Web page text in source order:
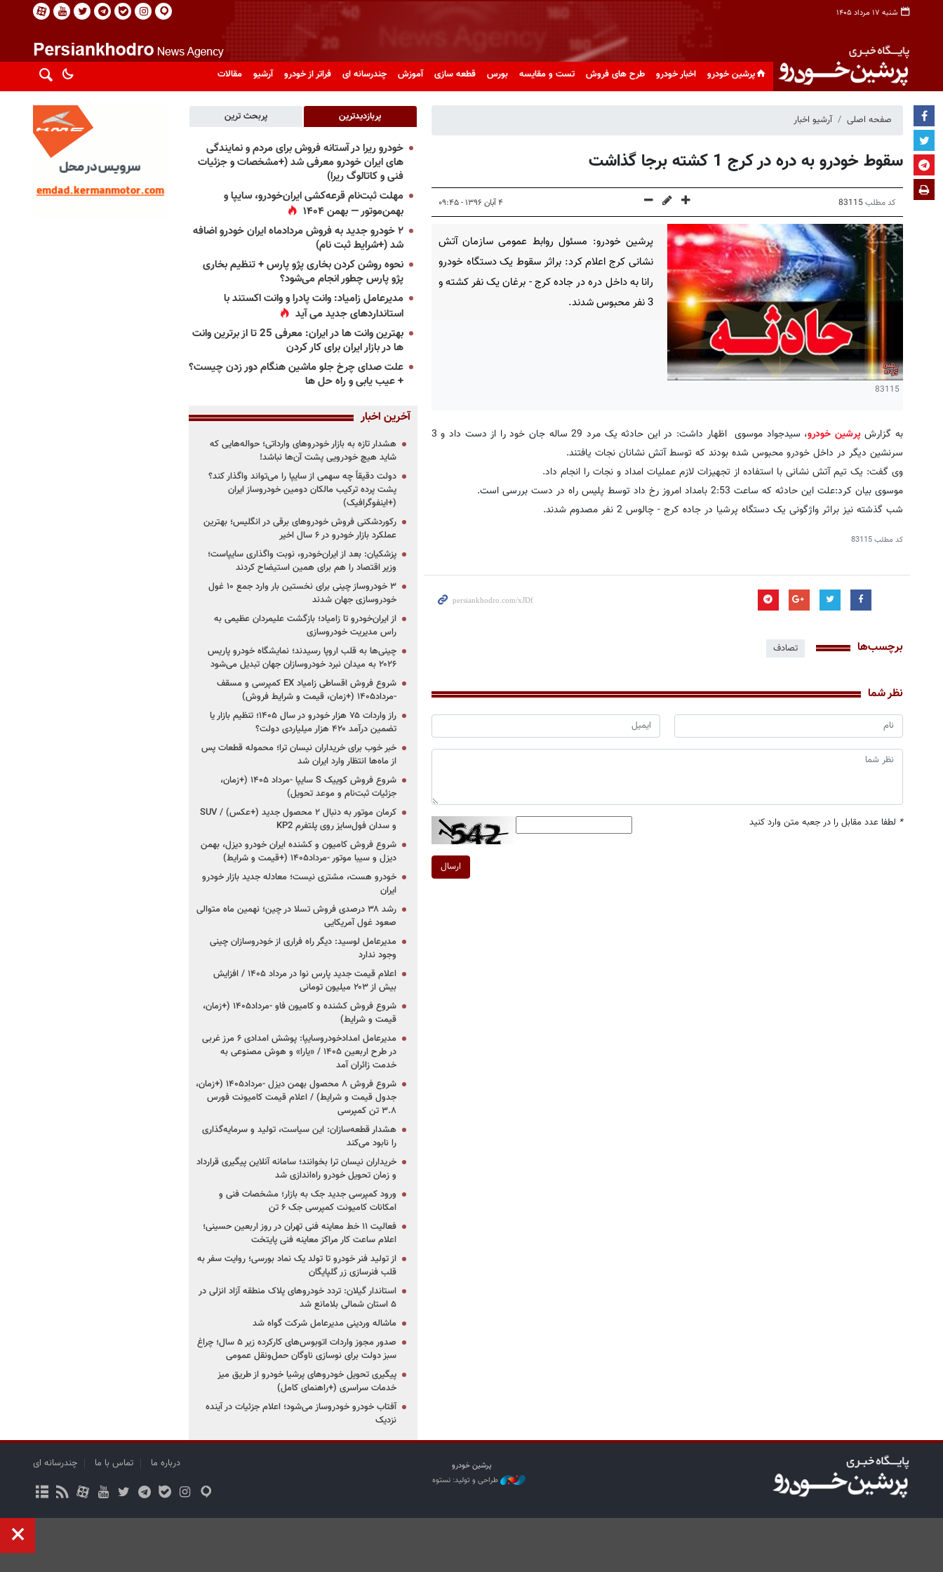
شنبه ۱۷ مرداد ۱۴۰۵
پرشین خودرو اخبار خودرو طرح های فروش تست و مقایسه بورس قطعه سازی آموزش چندرسانه ای فراتر از خودرو آرشیو مقالات
صفحه اصلی آرشیو اخبار
سقوط خودرو به دره در کرج 1 کشته برجا گذاشت
کد مطلب83115 ۴ آبان ۱۳۹۶ - ۰۹:۴۵
83115
پرشین خودرو: مسئول روابط عمومی سازمان آتش
نشانی کرج اعلام کرد: براثر سقوط یک دستگاه خودرو
رانا به داخل دره در جاده کرج - برغان یک نفر کشته و
3 نفر محبوس شدند.
به گزارشپرشین خودرو
، سیدجواد موسوی اظهار داشت: در این حادثه یک مرد 29 ساله جان خود را از دست داد و 3
سرنشین دیگر در داخل خودرو محبوس شده بودند که توسط آتش نشانان نجات یافتند.
وی گفت: یک تیم آتش نشانی با استفاده از تجهیزات لازم عملیات امداد و نجات را انجام داد.
موسوی بیان کرد:علت این حادثه که ساعت 2:53 بامداد امروز رخ داد توسط پلیس راه در دست بررسی است.
شب گذشته نیز براثر واژگونی یک دستگاه پرشیا در جاده کرج - چالوس 2 نفر مصدوم شدند.
کد مطلب83115
برچسب‌ها تصادف
نظر شما
* لطفا عدد مقابل را در جعبه متن وارد کنید
ارسال
پربازدیدترین پربحث ترین
خودرو ریرا در آستانه فروش برای مردم و نمایندگی
های ایران خودرو معرفی شد (+مشخصات و جزئیات
فنی و کاتالوگ ریرا)
مهلت ثبت‌نام قرعه‌کشی ایران‌خودرو، سایپا و
بهمن‌موتور — بهمن ۱۴۰۴
۲ خودرو جدید به فروش مردادماه ایران خودرو اضافه
شد (+شرایط ثبت نام)
نحوه روشن کردن بخاری پژو پارس + تنظیم بخاری
پژو پارس چطور انجام می‌شود؟
مدیرعامل زامیاد: وانت پادرا و وانت اکستند با
استانداردهای جدید می آید
بهترین وانت ها در ایران: معرفی 25 تا از برترین وانت
ها در بازار ایران برای کار کردن
علت صدای چرخ جلو ماشین هنگام دور زدن چیست؟
+ عیب یابی و راه حل ها
آخرین اخبار
هشدار تازه به بازار خودروهای وارداتی؛ حواله‌هایی که
شاید هیچ خودرویی پشت آن‌ها نباشد!
دولت دقیقاً چه سهمی از سایپا را می‌تواند واگذار کند؟
پشت پرده ترکیب مالکان دومین خودروساز ایران
(+اینفوگرافیک)
رکوردشکنی فروش خودروهای برقی در انگلیس؛ بهترین
عملکرد بازار خودرو در ۶ سال اخیر
پزشکیان: بعد از ایران‌خودرو، نوبت واگذاری سایپاست؛
وزیر اقتصاد را هم برای همین استیضاح کردند
۳ خودروساز چینی برای نخستین بار وارد جمع ۱۰ غول
خودروسازی جهان شدند
از ایران‌خودرو تا زامیاد؛ بازگشت علیمردان عظیمی به
راس مدیریت خودروسازی
چینی‌ها به قلب اروپا رسیدند؛ نمایشگاه خودرو پاریس
۲۰۲۶ به میدان نبرد خودروسازان جهان تبدیل می‌شود
شروع فروش اقساطی زامیاد EX کمپرسی و مسقف
-مرداد۱۴۰۵ (+زمان، قیمت و شرایط فروش)
راز واردات ۷۵ هزار خودرو در سال ۱۴۰۵؛ تنظیم بازار یا
تضمین درآمد ۴۲۰ هزار میلیاردی دولت؟
خبر خوب برای خریداران نیسان ترا؛ محموله قطعات پس
از ماه‌ها انتظار وارد ایران شد
شروع فروش کوییک S سایپا -مرداد ۱۴۰۵ (+زمان،
جزئیات ثبت‌نام و موعد تحویل)
کرمان موتور به دنبال ۲ محصول جدید (+عکس) / SUV
و سدان فول‌سایز روی پلتفرم KP2
شروع فروش کامیون و کشنده ایران خودرو دیزل، بهمن
دیزل و سیبا موتور -مرداد۱۴۰۵ (+قیمت و شرایط)
خودرو هست، مشتری نیست؛ معادله جدید بازار خودرو
ایران
رشد ۳۸ درصدی فروش تسلا در چین؛ نهمین ماه متوالی
صعود غول آمریکایی
مدیرعامل لوسید: دیگر راه فراری از خودروسازان چینی
وجود ندارد
اعلام قیمت جدید پارس نوا در مرداد ۱۴۰۵ / افزایش
بیش از ۲۰۳ میلیون تومانی
شروع فروش کشنده و کامیون فاو -مرداد۱۴۰۵ (+زمان،
قیمت و شرایط)
مدیرعامل امدادخودروسایپا: پوشش امدادی ۶ مرز غربی
در طرح اربعین ۱۴۰۵ / «یارا» و هوش مصنوعی به
خدمت زائران آمد
شروع فروش ۸ محصول بهمن دیزل -مرداد۱۴۰۵ (+زمان،
جدول قیمت و شرایط) / اعلام قیمت کامیونت فورس
۳.۸ تن کمپرسی
هشدار قطعه‌سازان: این سیاست، تولید و سرمایه‌گذاری
را نابود می‌کند
خریداران نیسان ترا بخوانند؛ سامانه آنلاین پیگیری قرارداد
و زمان تحویل خودرو راه‌اندازی شد
ورود کمپرسی جدید جک به بازار؛ مشخصات فنی و
امکانات کامیونت کمپرسی جک ۶ تن
فعالیت ۱۱ خط معاینه فنی تهران در روز اربعین حسینی؛
اعلام ساعت کار مراکز معاینه فنی پایتخت
از تولید فنر خودرو تا تولد یک نماد بورسی؛ روایت سفر به
قلب فنرسازی زر گلپایگان
استاندار گیلان: تردد خودروهای پلاک منطقه آزاد انزلی در
۵ استان شمالی بلامانع شد
ماشاله وردینی مدیرعامل شرکت گواه شد
صدور مجوز واردات اتوبوس‌های کارکرده زیر ۵ سال؛ چراغ
سبز دولت برای نوسازی ناوگان حمل‌ونقل عمومی
پیگیری تحویل خودروهای پرشیا خودرو از طریق میز
خدمات سراسری (+راهنمای کامل)
آفتاب خودرو خودروساز می‌شود؛ اعلام جزئیات در آینده
نزدیک
پرشین خودرو
طراحی و تولید: نستوه
درباره ما تماس با ما چندرسانه ای